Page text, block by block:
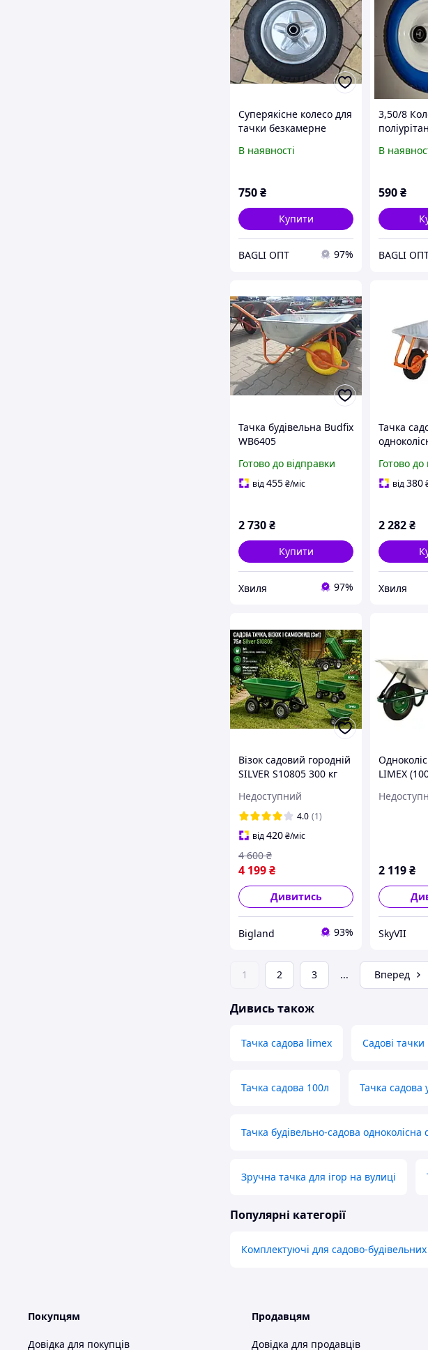
Суперякісне колесо для
тачки безкамерне
В наявності
750₴
Купити
BAGLI ОПТ 97%
3,50/8
В
590₴
BAGLI
Тачка будівельна Budfix
WB6405
Готово до відправки
від455₴/міс
2 730₴
Купити
Хвиля 97%
Тачка
Готово до
від380
2 282₴
Хвиля
Візок садовий городній
SILVER S10805 300 кг
Недоступний
4.0 (1)
від420₴/міс
4 199₴
4 600 ₴
Дивитись
Bigland 93%
LIMEX
2 119₴
SkyVII
1 2 3 ... Вперед
Дивись також
Тачка садова limex Садові тачки
Тачка садова 100л Тачка садова
Тачка будівельно-садова одноколісна
Зручна тачка для ігор на вулиці
Популярні категорії
Комплектуючі для садово-
Покупцям
Довідка для покупців
Продавцям
Довідка для продавців